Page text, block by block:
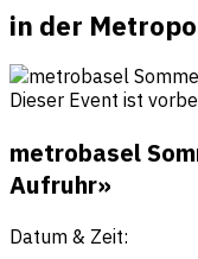
in der
Dieser Event ist
metrobasel
Aufruhr»
Datum & Zeit: